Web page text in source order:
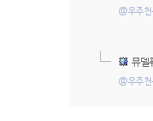
@우주천
뮤델
@우주천